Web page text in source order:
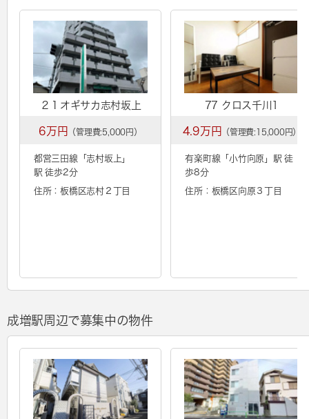
２１オギサカ志村坂上
6万円 （管理費:5,000円）
都営三田線「 志村坂上 」
駅 徒歩2分
住所：板橋区志村２丁目
77 クロス千川1
4.9万円 （管理費:15,000円）
有楽町線「小竹向原 」駅 徒
歩8分
住所：板橋区向原３丁目
成増駅周辺で募集中の物件